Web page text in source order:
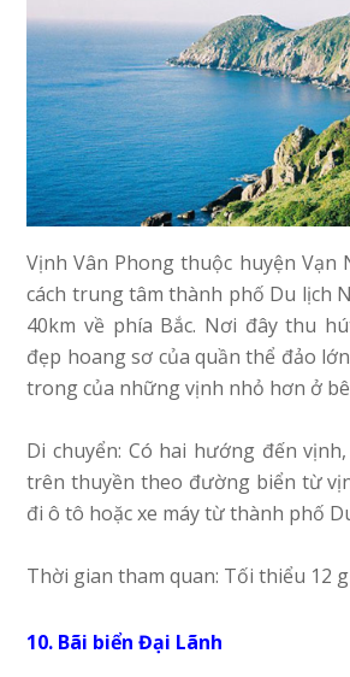
Vịnh Vân Phong thuộc huyện Vạn
cách trung tâm thành phố Du lịch
40km về phía Bắc. Nơi đây thu
đẹp hoang sơ của quần thể đảo
trong của những vịnh nhỏ hơn ở
Di chuyển: Có hai hướng đến
trên thuyền theo đường biển từ
đi ô tô hoặc xe máy từ thành phố
Thời gian tham quan: Tối thiểu 12
10. Bãi biển Đại Lãnh